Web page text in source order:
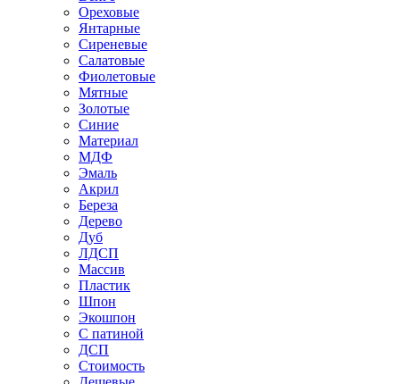
Ореховые
Янтарные
Сиреневые
Салатовые
Фиолетовые
Мятные
Золотые
Синие
Материал
МДФ
Эмаль
Акрил
Береза
Дерево
Дуб
ЛДСП
Массив
Пластик
Шпон
Экошпон
С патиной
ДСП
Стоимость